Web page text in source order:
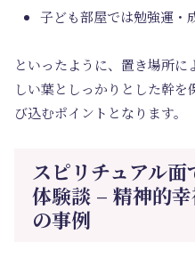
子ども部屋では勉強運・
といったように、置き場所に
しい葉としっかりとした幹
び込むポイントとなります。
スピリチュアル
体験談 – 精神的
の事例